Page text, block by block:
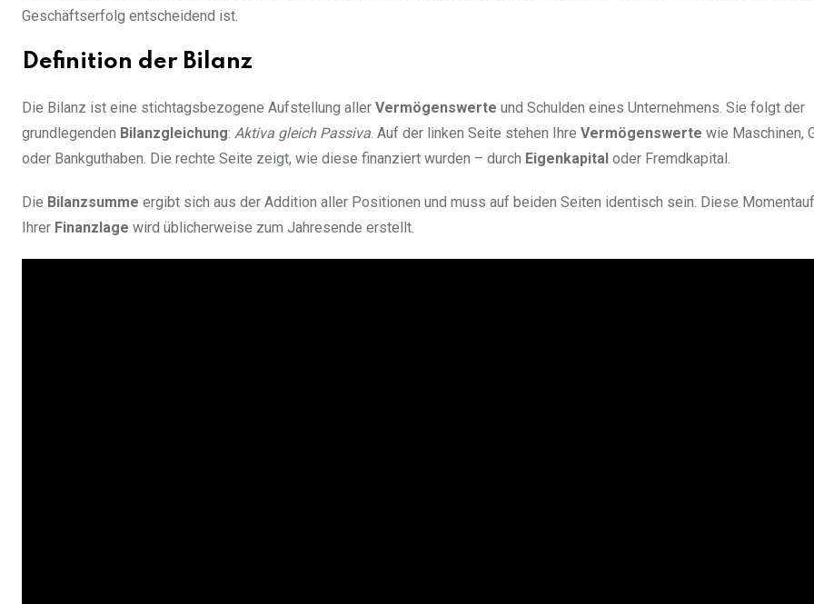
Geschäftserfolg entscheidend ist.
Definition der Bilanz
Die Bilanz ist eine stichtagsbezogene Aufstellung aller Vermögenswerte und Schulden eines Unternehmens. Sie folgt der
grundlegenden Bilanzgleichung: Aktiva gleich Passiva. Auf der linken Seite stehen Ihre Vermögenswerte wie Maschinen,
oder Bankguthaben. Die rechte Seite zeigt, wie diese finanziert wurden – durch Eigenkapital oder Fremdkapital.
Die Bilanzsumme ergibt sich aus der Addition aller Positionen und muss auf beiden Seiten identisch sein. Diese
Ihrer Finanzlage wird üblicherweise zum Jahresende erstellt.